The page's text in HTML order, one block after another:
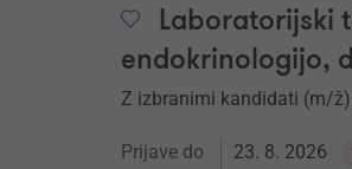
Laboratorijski
endokrinologijo,
Z izbranimi kandidati (m/ž)
Prijave do 23. 8. 2026